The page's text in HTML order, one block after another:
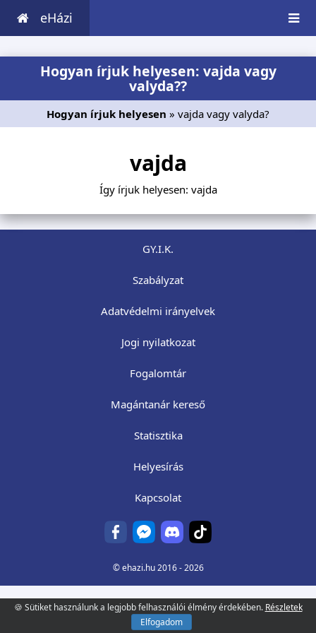
eHázi
Hogyan írjuk helyesen: vajda vagy
valyda??
Hogyan írjuk helyesen » vajda vagy valyda?
vajda
Így írjuk helyesen: vajda
GY.I.K.
Szabályzat
Adatvédelmi irányelvek
Jogi nyilatkozat
Fogalomtár
Magántanár kereső
Statisztika
Helyesírás
Kapcsolat
©ehazi.hu2016 - 2026
🍪 Sütiket használunk a legjobb felhasználói élmény érdekében. Részletek
Elfogadom